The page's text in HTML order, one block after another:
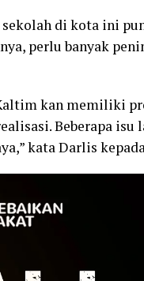
di kota ini
perlu banyak
kan memiliki
Beberapa
kata Darlis